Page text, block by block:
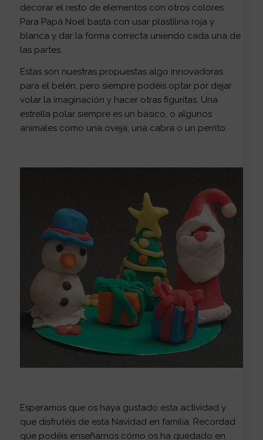
decorar el resto de elementos con otros colores.
Para Papá Noel basta con usar plastilina roja y
blanca y dar la forma correcta uniendo cada una de
las partes.
Estas son nuestras propuestas algo innovadoras
para el belén, pero siempre podéis optar por dejar
volar la imaginación y hacer otras figuritas. Una
estrella polar siempre es un básico, o algunos
animales como una oveja, una cabra o un perrito.
Esperamos que os haya gustado esta actividad y
que disfrutéis de esta Navidad en familia. Recordad
que podéis enseñarnos cómo os ha quedado en